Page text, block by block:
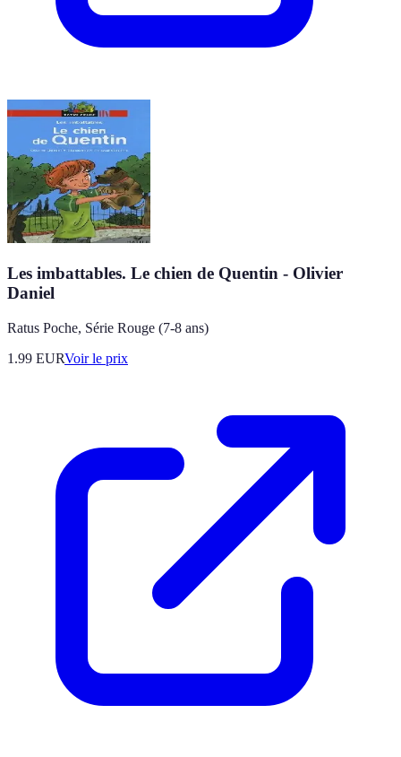
Les imbattables. Le chien de Quentin - Olivier
Daniel
Ratus Poche, Série Rouge (7-8 ans)
1.99 EURVoir le prix